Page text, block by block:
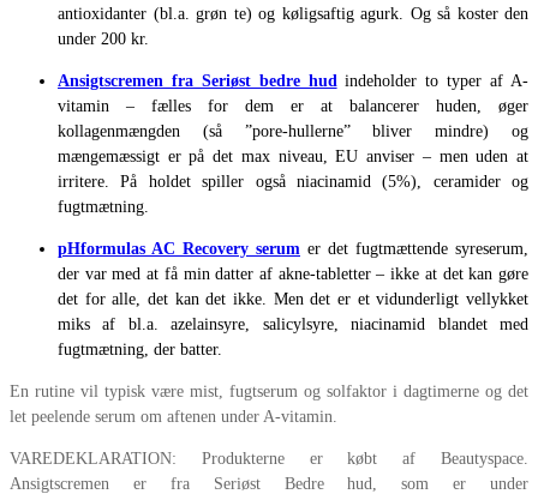
antioxidanter (bl.a. grøn te) og køligsaftig agurk. Og så koster den
under 200 kr.
Ansigtscremen fra Seriøst bedre hudindeholder to typer af A-
vitamin – fælles for dem er at balancerer huden, øger
kollagenmængden (så ”pore-hullerne” bliver mindre) og
mængemæssigt er på det max niveau, EU anviser – men uden at
irritere. På holdet spiller også niacinamid (5%), ceramider og
fugtmætning.
pHformulas AC Recovery serum er det fugtmættende syreserum,
der var med at få min datter af akne-tabletter – ikke at det kan gøre
det for alle, det kan det ikke. Men det er et vidunderligt vellykket
miks af bl.a. azelainsyre, salicylsyre, niacinamid blandet med
fugtmætning, der batter.
En rutine vil typisk være mist, fugtserum og solfaktor i dagtimerne og det
let peelende serum om aftenen under A-vitamin.
VAREDEKLARATION: Produkterne er købt af Beautyspace.
Ansigtscremen er fra Seriøst Bedre hud, som er under